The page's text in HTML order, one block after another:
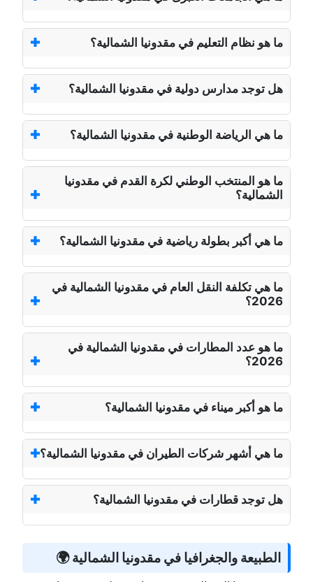
ما هو نظام التعليم في مقدونيا الشمالية؟
هل توجد مدارس دولية في مقدونيا الشمالية؟
ما هي الرياضة الوطنية في مقدونيا الشمالية؟
ما هو المنتخب الوطني لكرة القدم في مقدونيا
الشمالية؟
ما هي أكبر بطولة رياضية في مقدونيا الشمالية؟
ما هي تكلفة النقل العام في مقدونيا الشمالية في
2026؟
ما هو عدد المطارات في مقدونيا الشمالية في
2026؟
ما هو أكبر ميناء في مقدونيا الشمالية؟
ما هي أشهر شركات الطيران في مقدونيا الشمالية؟
هل توجد قطارات في مقدونيا الشمالية؟
الطبيعة والجغرافيا في مقدونيا الشمالية 🌍